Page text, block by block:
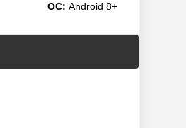
ОС: Android 8+